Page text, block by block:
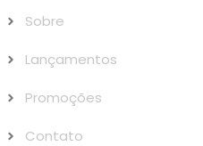
Sobre
Lançamentos
Promoções
Contato